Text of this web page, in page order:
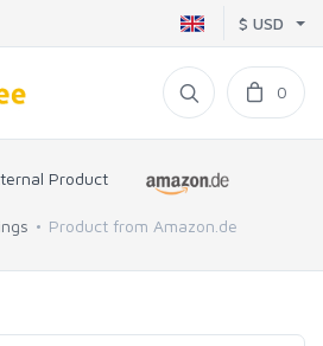
$ USD
0
Product
Product from Amazon.de